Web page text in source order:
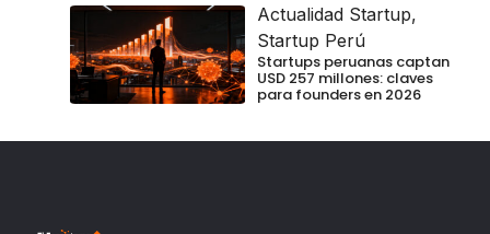
Actualidad Startup,
Startup Perú
Startups peruanas captan
USD 257 millones: claves
para founders en 2026